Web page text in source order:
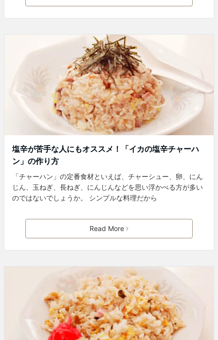
塩辛が苦手な人にもオススメ！「イカの塩辛チャーハ
ン」の作り方
「チャーハン」の定番食材といえば、チャーシュー、卵、にん
じん、玉ねぎ、長ねぎ、にんじんなどを思い浮かべる方が多い
のではないでしょうか。 シンプルな料理だから
Read More